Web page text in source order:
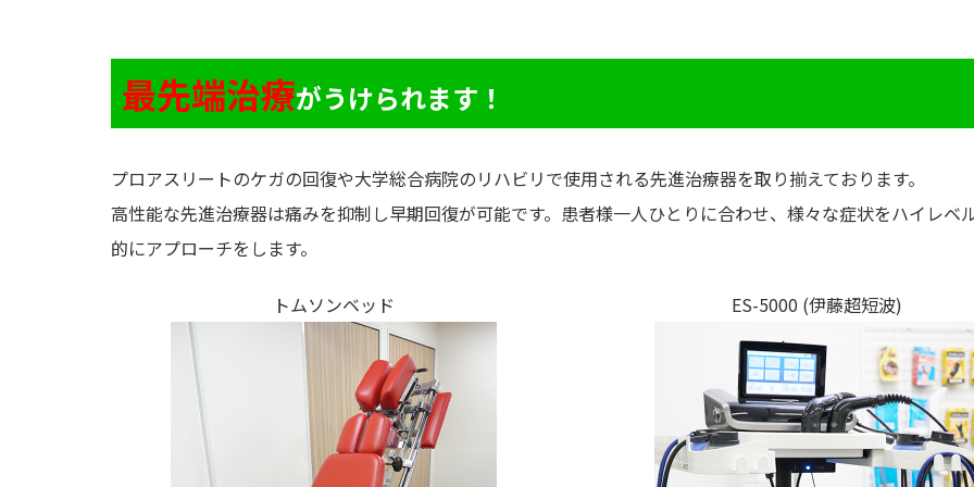
最先端治療がうけられます！
プロアスリートのケガの回復や大学総合病院のリハビリで使用される先進治療器を取り揃えております。
高性能な先進治療器は痛みを抑制し早期回復が可能です。患者様一人ひとりに合わせ、様々な症状をハイレベ
的にアプローチをします。
ES-5000 (伊藤超短波)
トムソンベッド